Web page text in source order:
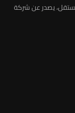
مستقل، يصدر عن شركة